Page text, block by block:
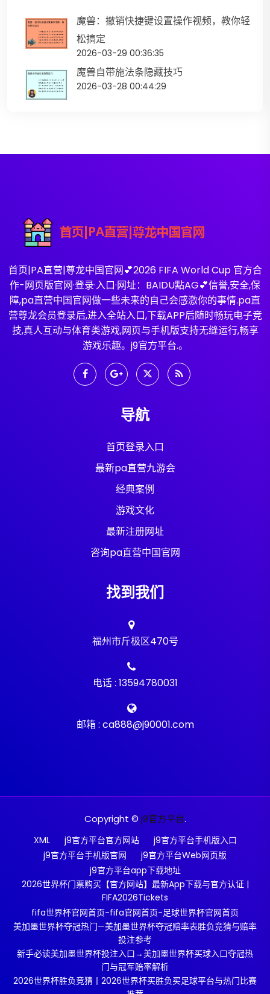
魔兽：撤销快捷键设置操作视频，教你轻
松搞定
2026-03-29 00:36:35
魔兽自带施法条隐藏技巧
2026-03-28 00:44:29
首页|PA直营|尊龙中国官网💕2026 FIFA World Cup 官方合
作-网页版官网·登录·入口·网址：BAIDU點AG💕信誉,安全,保
障,pa直营中国官网做一些未来的自己会感激你的事情.pa直
营尊龙会员登录后,进入全站入口,下载APP后随时畅玩电子竞
技,真人互动与体育类游戏,网页与手机版支持无缝运行,畅享
游戏乐趣。j9官方平台.。
导航
首页登录入口
最新pa直营九游会
经典案例
游戏文化
最新注册网址
咨询pa直营中国官网
找到我们
福州市斤极区470号
电话 : 13594780031
邮箱 : ca888@j90001.com
Copyright © j9官方平台.
XML j9官方平台官方网站
j9官方平台手机版入口
j9官方平台手机版官网
j9官方平台Web网页版
j9官方平台app下载地址
2026世界杯门票购买【官方网站】最新App下载与官方认证 |
FIFA2026Tickets
fifa世界杯官网首页-fifa官网首页-足球世界杯官网首页
美加墨世界杯夺冠热门—美加墨世界杯夺冠赔率表胜负竞猜与赔率
投注参考
新手必读美加墨世界杯投注入口→美加墨世界杯买球入口夺冠热
门与冠军赔率解析
2026世界杯胜负竞猜丨2026世界杯买胜负买足球平台与热门比赛